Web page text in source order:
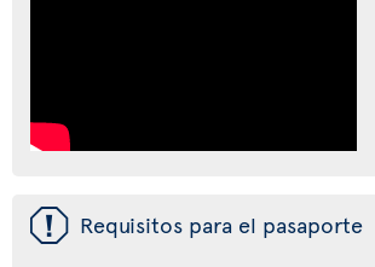
ü Requisitos para el pasaporte